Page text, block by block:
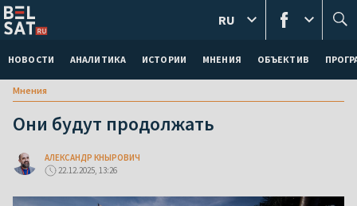
НОВОСТИ АНАЛИТИКА ИСТОРИИ МНЕНИЯ ОБЪЕКТИВ
RU
Мнения
Они будут продолжать
АЛЕКСАНДР КНЫРОВИЧ
22.12.2025, 13:26